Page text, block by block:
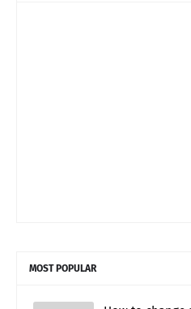
MOST POPULAR